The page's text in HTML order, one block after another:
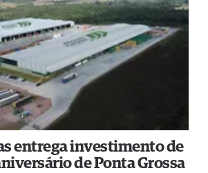
entrega investimento de
de Ponta Grossa